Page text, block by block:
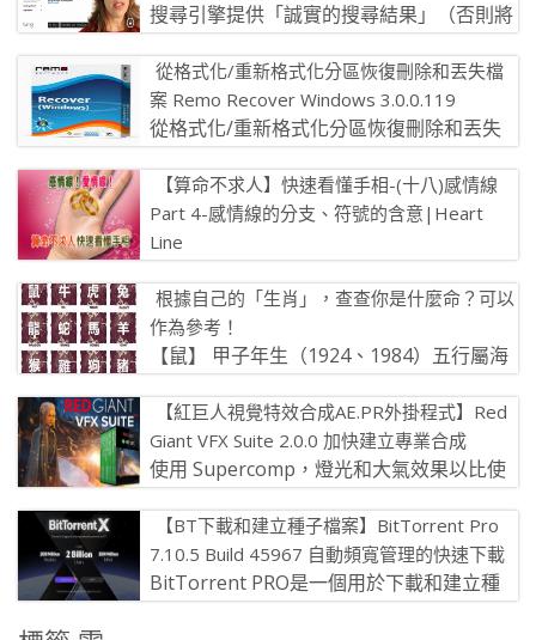
搜尋引擎提供「誠實的搜尋結果」（否則將
軟與Google搜尋排行的舌戰 […]
從格式化/重新格式化分區恢復刪除和丟失檔
案 Remo Recover Windows 3.0.0.119
從格式化/重新格式化分區恢復刪除和丟失
[…]
【算命不求人】快速看懂手相-(十八)感情線
Part 4-感情線的分支、符號的含意|Heart
Line
出一個人的親情、愛情、婚姻、人際關係和心理的喜怒哀樂
情緒狀態。感情線也叫 […]
根據自己的「生肖」，查查你是什麼命？可以
作為參考！
【鼠】 甲子年生（1924、1984）五行屬海
不會有多大的成就，做事往 […]【紅巨人視覺特效合成AE.PR外掛程式】Red
Giant VFX Suite 2.0.0 加快建立專業合成
使用 Supercomp，燈光和大氣效果以比使
所有圖層和場景元素互動 […]【BT下載和建立種子檔案】BitTorrent Pro
7.10.5 Build 45967 自動頻寬管理的快速下載
BitTorrent PRO是一個用於下載和建立種